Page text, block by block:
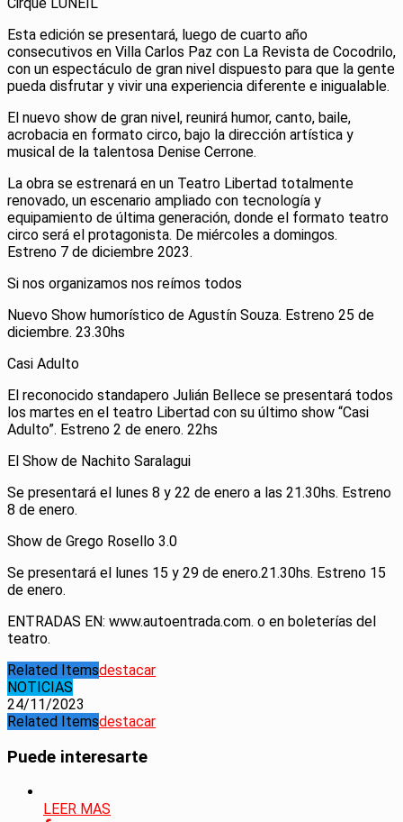
Esta edición se presentará, luego de cuarto año
consecutivos en Villa Carlos Paz con La Revista de Cocodrilo,
con un espectáculo de gran nivel dispuesto para que la gente
pueda disfrutar y vivir una experiencia diferente e inigualable.
El nuevo show de gran nivel, reunirá humor, canto, baile,
acrobacia en formato circo, bajo la dirección artística y
musical de la talentosa Denise Cerrone.
La obra se estrenará en un Teatro Libertad totalmente
renovado, un escenario ampliado con tecnología y
equipamiento de última generación, donde el formato teatro
circo será el protagonista. De miércoles a domingos.
Estreno 7 de diciembre 2023.
Si nos organizamos nos reímos todos
Nuevo Show humorístico de Agustín Souza. Estreno 25 de
diciembre. 23.30hs
Casi Adulto
El reconocido standapero Julián Bellece se presentará todos
los martes en el teatro Libertad con su último show “Casi
Adulto”. Estreno 2 de enero. 22hs
El Show de Nachito Saralagui
Se presentará el lunes 8 y 22 de enero a las 21.30hs. Estreno
8 de enero.
Show de Grego Rosello 3.0
Se presentará el lunes 15 y 29 de enero.21.30hs. Estreno 15
de enero.
ENTRADAS EN: www.autoentrada.com. o en boleterías del
teatro.
Related Itemsdestacar
NOTICIAS
24/11/2023
Related Itemsdestacar
Puede interesarte
LEER MAS